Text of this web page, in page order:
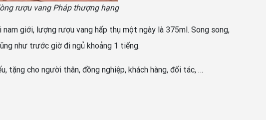
rượu vang Pháp thượng hạng
giới, lượng rượu vang hấp thụ một ngày là 375ml. Song song,
như trước giờ đi ngủ khoảng 1 tiếng.
tặng cho người thân, đồng nghiệp, khách hàng, đối tác, …